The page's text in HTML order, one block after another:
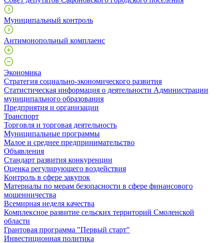
Муниципальный контроль
Антимонопольный комплаенс
Экономика
Стратегия социально-экономического развития
Статистическая информация о деятельности Администрации
муниципального образования
Предприятия и организации
Транспорт
Торговля и торговая деятельность
Муниципальные программы
Малое и среднее предпринимательство
Объявления
Стандарт развития конкуренции
Оценка регулирующего воздействия
Контроль в сфере закупок
Материалы по мерам безопасности в сфере финансового
мошенничества
Всемирная неделя качества
Комплексное развитие сельских территорий Смоленской
области
Грантовая программа "Первый старт"
Инвестиционная политика